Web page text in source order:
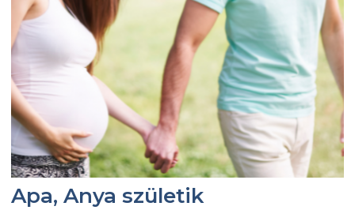
Apa, Anya születik